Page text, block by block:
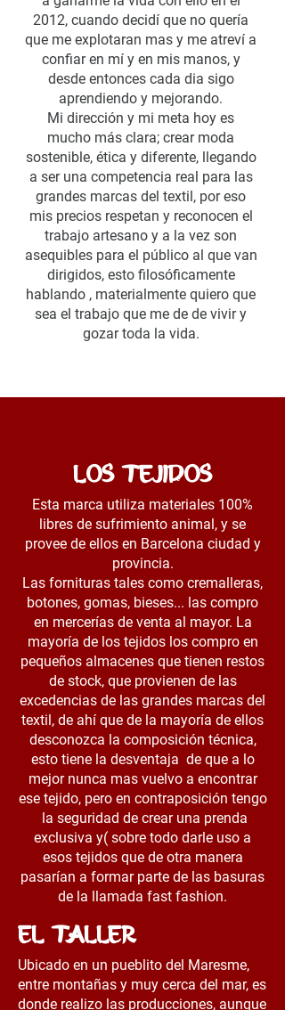
2012, cuando decidí que no quería
que me explotaran mas y me atreví a
confiar en mí y en mis manos, y
desde entonces cada dia sigo
aprendiendo y mejorando.
Mi dirección y mi meta hoy es
mucho más clara; crear moda
sostenible, ética y diferente, llegando
a ser una competencia real para las
grandes marcas del textil, por eso
mis precios respetan y reconocen el
trabajo artesano y a la vez son
asequibles para el público al que van
dirigidos, esto filosóficamente
hablando , materialmente quiero que
sea el trabajo que me de de vivir y
gozar toda la vida.
LOS TEJIDOS
Esta marca utiliza materiales 100%
libres de sufrimiento animal, y se
provee de ellos en Barcelona ciudad y
provincia.
Las fornituras tales como cremalleras,
botones, gomas, bieses... las compro
en mercerías de venta al mayor. La
mayoría de los tejidos los compro en
pequeños almacenes que tienen restos
de stock, que provienen de las
excedencias de las grandes marcas del
textil, de ahí que de la mayoría de ellos
desconozca la composición técnica,
esto tiene la desventaja de que a lo
mejor nunca mas vuelvo a encontrar
ese tejido, pero en contraposición tengo
la seguridad de crear una prenda
exclusiva y( sobre todo darle uso a
esos tejidos que de otra manera
pasarían a formar parte de las basuras
de la llamada fast fashion.​
El taller
Ubicado en un pueblito del Maresme,
entre montañas y muy cerca del mar, es
donde realizo las producciones, aunque